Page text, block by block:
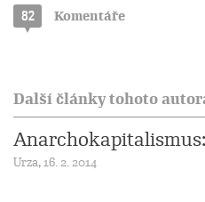
82 Komentáře
Další články tohoto
Urza, 16. 2. 2014